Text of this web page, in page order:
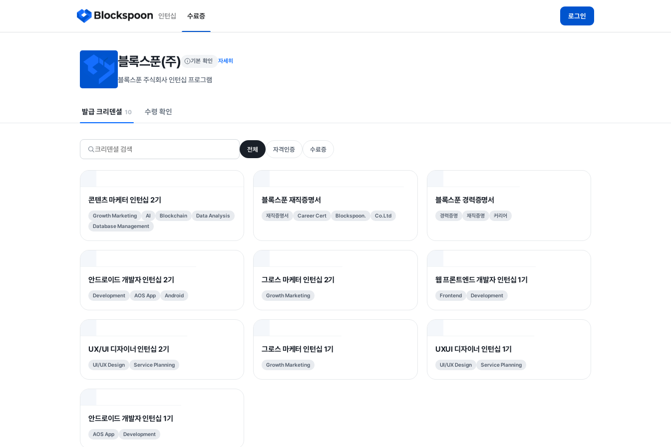
인턴십 수료증 로그인
블록스푼(주) 기본 확인 자세히
블록스푼 주식회사 인턴십 프로그램
발급 크리덴셜 10 수령 확인
전체 자격인증 수료증
콘텐츠 마케터 인턴십 2기
Growth Marketing AI Blockchain
Data Analysis
Database Management
블록스푼 재직증명서
재직증명서 Career Cert Blockspoon. Co.Ltd
블록스푼 경력증명서
경력증명 재직증명 커리어
안드로이드 개발자 인턴십 2기
Development AOS App Android
그로스 마케터 인턴십 2기
Growth Marketing
웹 프론트엔드 개발자 인턴십 1기
Frontend Development
UX/UI 디자이너 인턴십 2기
UI/UX Design Service Planning
그로스 마케터 인턴십 1기
Growth Marketing
UXUI 디자이너 인턴십 1기
UI/UX Design Service Planning
안드로이드 개발자 인턴십 1기
AOS App Development